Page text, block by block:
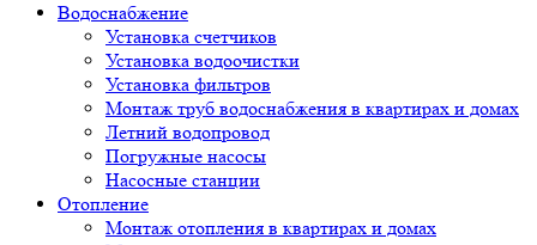
Водоснабжение
Установка счетчиков
Установка водоочистки
Установка фильтров
Монтаж труб водоснабжения в квартирах и домах
Летний водопровод
Погружные насосы
Насосные станции
Отопление
Монтаж отопления в квартирах и домах